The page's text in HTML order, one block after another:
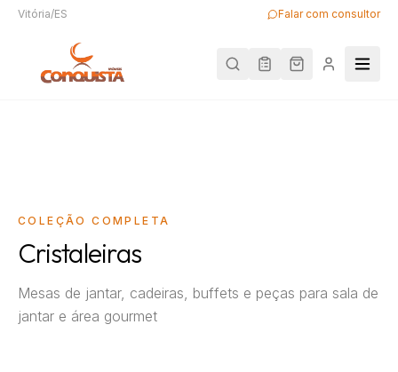
Vitória/ES Falar com consultor
COLEÇÃO COMPLETA
Cristaleiras
Mesas de jantar, cadeiras, buffets e peças para sala de
jantar e área gourmet